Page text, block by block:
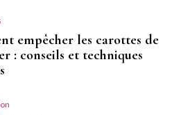
empêcher les carottes de
: conseils et techniques